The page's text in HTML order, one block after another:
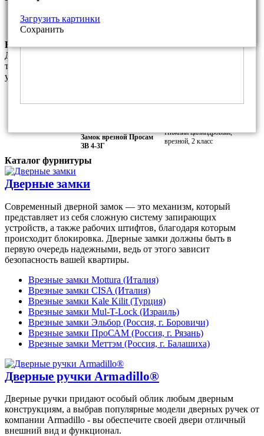
Фалевая ручка ПроСам РФ.7 для
замка ПроСам ЗВ 4-3
Комплектация замками данной модели
Данный комплект замков является базовым и соответсвует
требованиям МВД РФ. За дополнительную плату Вы можете
установить любой другой замок из наших каталогов.
врезной, 2 класс
Замок врезной Просам
ЗВ 4-3Г
Нижний цилиндровый,
врезной, 2 класс
Каталог фурнитуры
Дверные замки
Современный дверной замок — это механизм, который
представляет из себя сложную систему запирающих
устройств, а также рабочих штифтов, благодаря которым
происходит блокировка. Дверные замки должны быть в
первую очередь надежными, ведь от этого зависит
безопасность вашей квартиры.
Врезные замки Mottura (Италия)
Врезные замки CISA (Италия)
Врезные замки Kale Kilit (Турция)
Врезные замки Mul-T-Lock (Израиль)
Врезные замки Эльбор (Россия, г. Боровичи)
Врезные замки ПроСАМ (Россия, г. Рязань)
Врезные замки Меттэм (Россия, г. Балашиха)
Дверные ручки Armadillo®
Дверные ручки придают особый облик любым дверным
конструкциям, а выбрав популярные модели дверных ручек от
компании Armadillo - вы обеспечите своей двери отличный
внешний вид и функционал.
Загрузить картинки
Сохранить